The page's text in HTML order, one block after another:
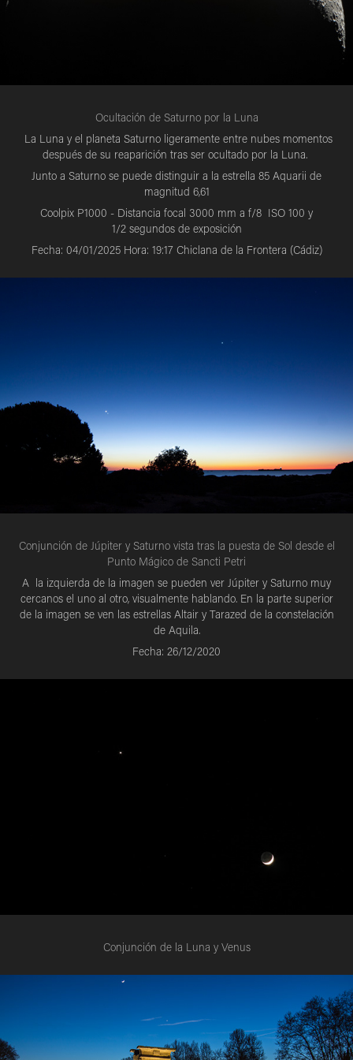
Ocultación de Saturno por la Luna
La Luna y el planeta Saturno ligeramente entre nubes momentos
después de su reaparición tras ser ocultado por la Luna.
Junto a Saturno se puede distinguir a la estrella 85 Aquarii de
magnitud 6,61
Coolpix P1000 - Distancia focal 3000 mm a f/8 ISO 100 y
1/2 segundos de exposición
Fecha: 04/01/2025 Hora: 19:17 Chiclana de la Frontera (Cádiz)
Conjunción de Júpiter y Saturno vista tras la puesta de Sol desde el
Punto Mágico de Sancti Petri
A la izquierda de la imagen se pueden ver Júpiter y Saturno muy
cercanos el uno al otro, visualmente hablando. En la parte superior
de la imagen se ven las estrellas Altair y Tarazed de la constelación
de Aquila.
Fecha: 26/12/2020
Conjunción de la Luna y Venus